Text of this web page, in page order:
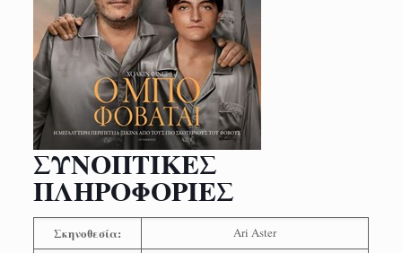
ΣΥΝΟΠΤΙΚΕΣ
ΠΛΗΡΟΦΟΡΙΕΣ
Σκηνοθεσία: Ari Aster